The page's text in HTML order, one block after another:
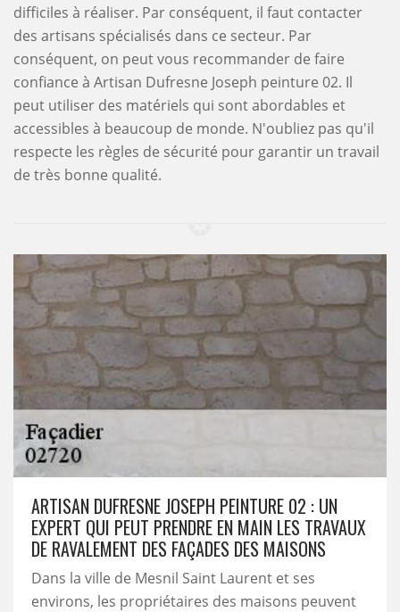
difficiles à réaliser. Par conséquent, il faut contacter
des artisans spécialisés dans ce secteur. Par
conséquent, on peut vous recommander de faire
confiance à Artisan Dufresne Joseph peinture 02. Il
peut utiliser des matériels qui sont abordables et
accessibles à beaucoup de monde. N'oubliez pas qu'il
respecte les règles de sécurité pour garantir un travail
de très bonne qualité.
ARTISAN DUFRESNE JOSEPH PEINTURE 02 : UN
EXPERT QUI PEUT PRENDRE EN MAIN LES TRAVAUX
DE RAVALEMENT DES FAÇADES DES MAISONS
Dans la ville de Mesnil Saint Laurent et ses
environs, les propriétaires des maisons peuvent